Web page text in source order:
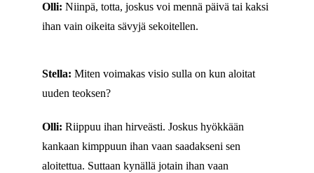
Olli: Niinpä, totta, joskus voi mennä päivä tai kaksi
ihan vain oikeita sävyjä sekoitellen.
Stella: Miten voimakas visio sulla on kun aloitat
uuden teoksen?
Olli: Riippuu ihan hirveästi. Joskus hyökkään
kankaan kimppuun ihan vaan saadakseni sen
aloitettua. Suttaan kynällä jotain ihan vaan